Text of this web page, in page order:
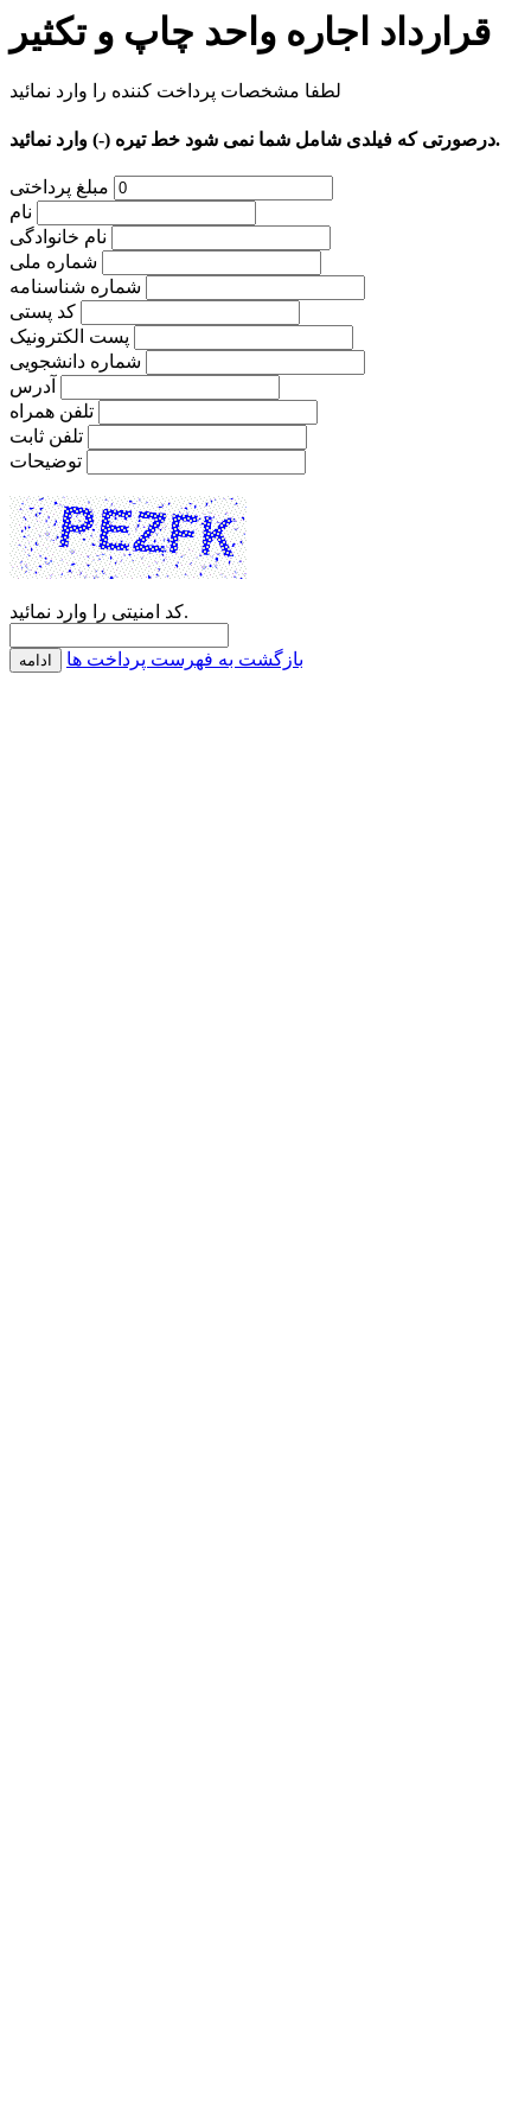
قرارداد اجاره واحد چاپ و تکثیر
لطفا مشخصات پرداخت کننده را وارد نمائید
درصورتی که فیلدی شامل شما نمی شود خط تیره (-) وارد نمائید.
مبلغ پرداختی
نام
نام خانوادگی
شماره ملی
شماره شناسنامه
کد پستی
شماره دانشجویی
آدرس
تلفن همراه
تلفن ثابت
توضیحات
کد امنیتی را وارد نمائید.
بازگشت به فهرست پرداخت ها